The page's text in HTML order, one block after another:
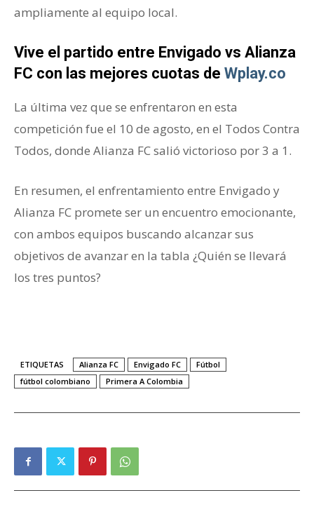
ampliamente al equipo local.
Vive el partido entre Envigado vs Alianza
FC con las mejores cuotas de Wplay.co
La última vez que se enfrentaron en esta
competición fue el 10 de agosto, en el Todos Contra
Todos, donde Alianza FC salió victorioso por 3 a 1.
En resumen, el enfrentamiento entre Envigado y
Alianza FC promete ser un encuentro emocionante,
con ambos equipos buscando alcanzar sus
objetivos de avanzar en la tabla ¿Quién se llevará
los tres puntos?
ETIQUETAS Alianza FC Envigado FC
Fútbol
fútbol colombiano
Primera A Colombia